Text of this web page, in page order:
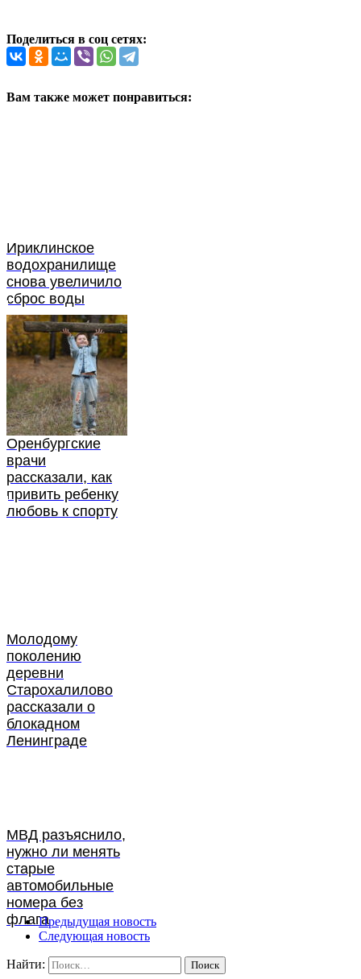
Поделиться в соц сетях:
Вам также может понравиться:
Ириклинское
водохранилище
снова увеличило
сброс воды
Оренбургские
врачи
рассказали, как
привить ребенку
любовь к спорту
Молодому
поколению
деревни
Старохалилово
рассказали о
блокадном
Ленинграде
МВД разъяснило,
нужно ли менять
старые
автомобильные
номера без
флагаПредыдущая новость
Следующая новость
Найти: